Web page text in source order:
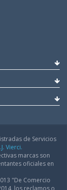
de Servicios
Vierci.
marcas son
oficiales en
"De Comercio
los reclamos o